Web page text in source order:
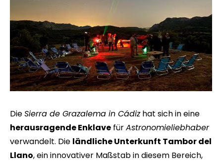
DieSierra de Grazalema in Cádizhat sich in eine
herausragende Enklave fürAstronomieliebhaber
verwandelt. Die ländliche Unterkunft Tambor del
Llano, ein innovativer Maßstab in diesem Bereich,